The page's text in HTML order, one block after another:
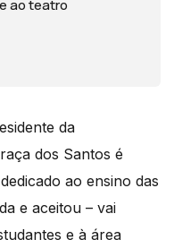
ao teatro
da
dos Santos é
ao ensino das
e aceitou – vai
e à área